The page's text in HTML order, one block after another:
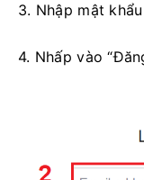
3. Nhập mật
4. Nhấp vào